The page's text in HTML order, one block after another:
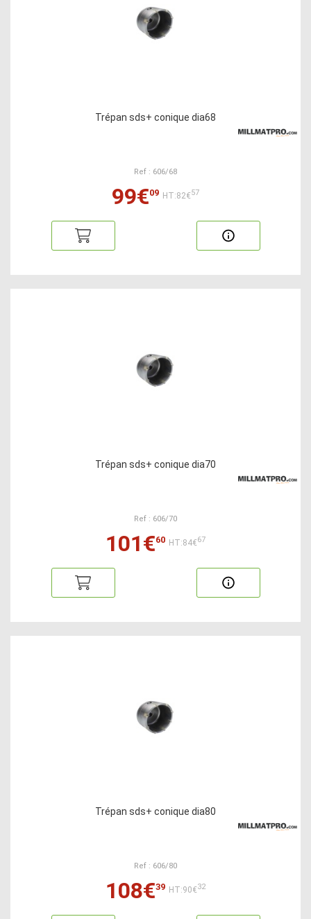
Trépan sds+ conique dia68
Ref : 606/68
99€09 HT:82€57
Trépan sds+ conique dia70
Ref : 606/70
101€60 HT:84€67
Trépan sds+ conique dia80
Ref : 606/80
108€39 HT:90€32